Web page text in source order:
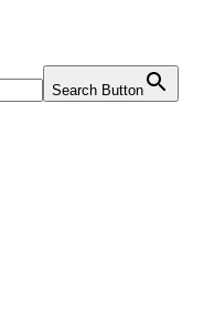
Search Button